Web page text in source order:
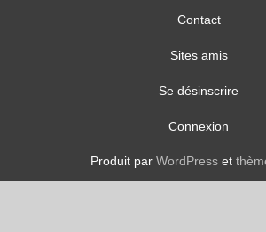
Contact
Sites amis
Se désinscrire
Connexion
Produit par WordPresset